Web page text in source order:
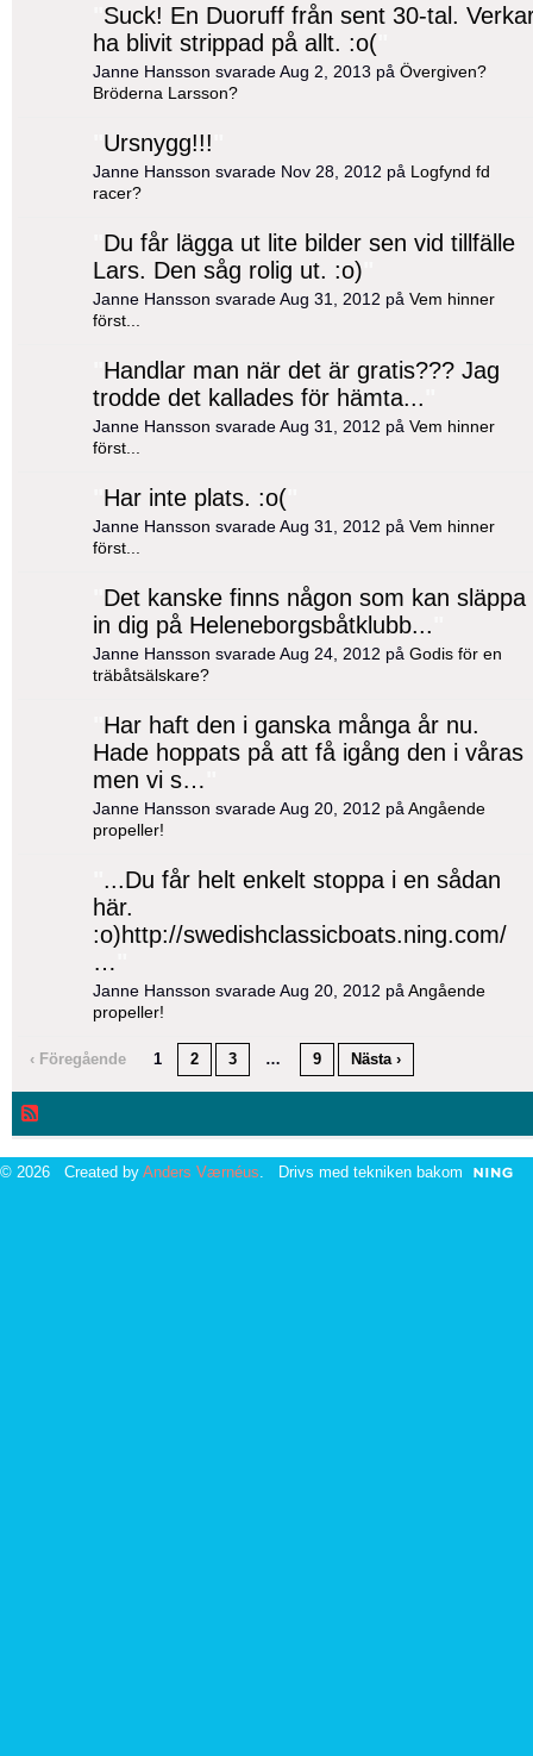
Suck! En Duoruff från sent 30-tal.
ha blivit strippad på allt. :o(
Janne Hansson svarade Aug 2, 2013 på Övergiven?
Bröderna Larsson?
Ursnygg!!!
Janne Hansson svarade Nov 28, 2012 på Logfynd fd
racer?
Du får lägga ut lite bilder sen vid tillfälle
Lars. Den såg rolig ut. :o)
Janne Hansson svarade Aug 31, 2012 på Vem hinner
först...
Handlar man när det är gratis??? Jag
trodde det kallades för hämta...
Janne Hansson svarade Aug 31, 2012 på Vem hinner
först...
Har inte plats. :o(
Janne Hansson svarade Aug 31, 2012 på Vem hinner
först...
Det kanske finns någon som kan släppa
in dig på Heleneborgsbåtklubb...
Janne Hansson svarade Aug 24, 2012 på Godis för en
träbåtsälskare?
Har haft den i ganska många år nu.
Hade hoppats på att få igång den i våras
men vi s…
Janne Hansson svarade Aug 20, 2012 påAngående
propeller!
...Du får helt enkelt stoppa i en sådan
här.
:o)http://swedishclassicboats.ning.com/
…
Janne Hansson svarade Aug 20, 2012 påAngående
propeller!
‹ Föregående 1 2 3 … 9 Nästa ›
© 2026 Created by Anders Værnéus . Drivs med tekniken bakom